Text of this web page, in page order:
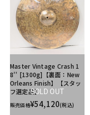
SOLD OUT
Master Vintage Crash 1
8'' [1300g]【裏面：New
Orleans Finish】【スタッ
フ選定品】
販売価格¥54,120(税込)